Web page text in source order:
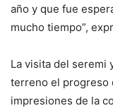
año y que fue
mucho tiempo”,
La visita del seremi
terreno el progreso
impresiones de la